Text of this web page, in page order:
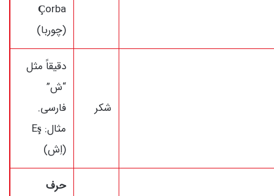
Çorba
(چوربا)
شکر
دقیقاً مثل
“ش”
فارسی.
مثال: E ş
(اِش)
حرف